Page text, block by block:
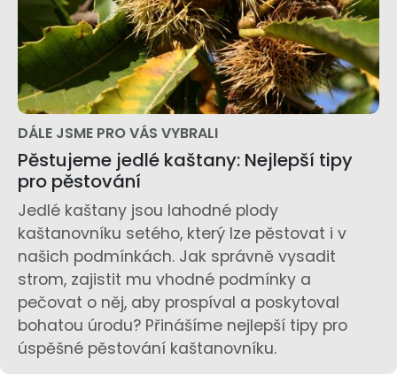
DÁLE JSME PRO VÁS VYBRALI
Pěstujeme jedlé kaštany: Nejlepší tipy
pro pěstování
Jedlé kaštany jsou lahodné plody
kaštanovníku setého, který lze pěstovat i v
našich podmínkách. Jak správně vysadit
strom, zajistit mu vhodné podmínky a
pečovat o něj, aby prospíval a poskytoval
bohatou úrodu? Přinášíme nejlepší tipy pro
úspěšné pěstování kaštanovníku.